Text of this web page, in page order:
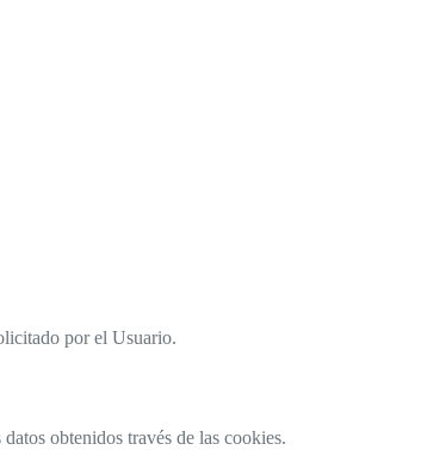
por el Usuario.
obtenidos través de las cookies.